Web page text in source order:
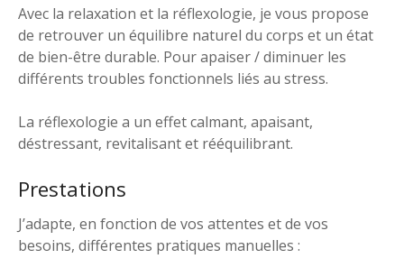
Avec la relaxation et la réflexologie, je vous propose
de retrouver un équilibre naturel du corps et un état
de bien-être durable. Pour apaiser / diminuer les
différents troubles fonctionnels liés au stress.
La réflexologie a un effet calmant, apaisant,
déstressant, revitalisant et rééquilibrant.
Prestations
J’adapte, en fonction de vos attentes et de vos
besoins, différentes pratiques manuelles :